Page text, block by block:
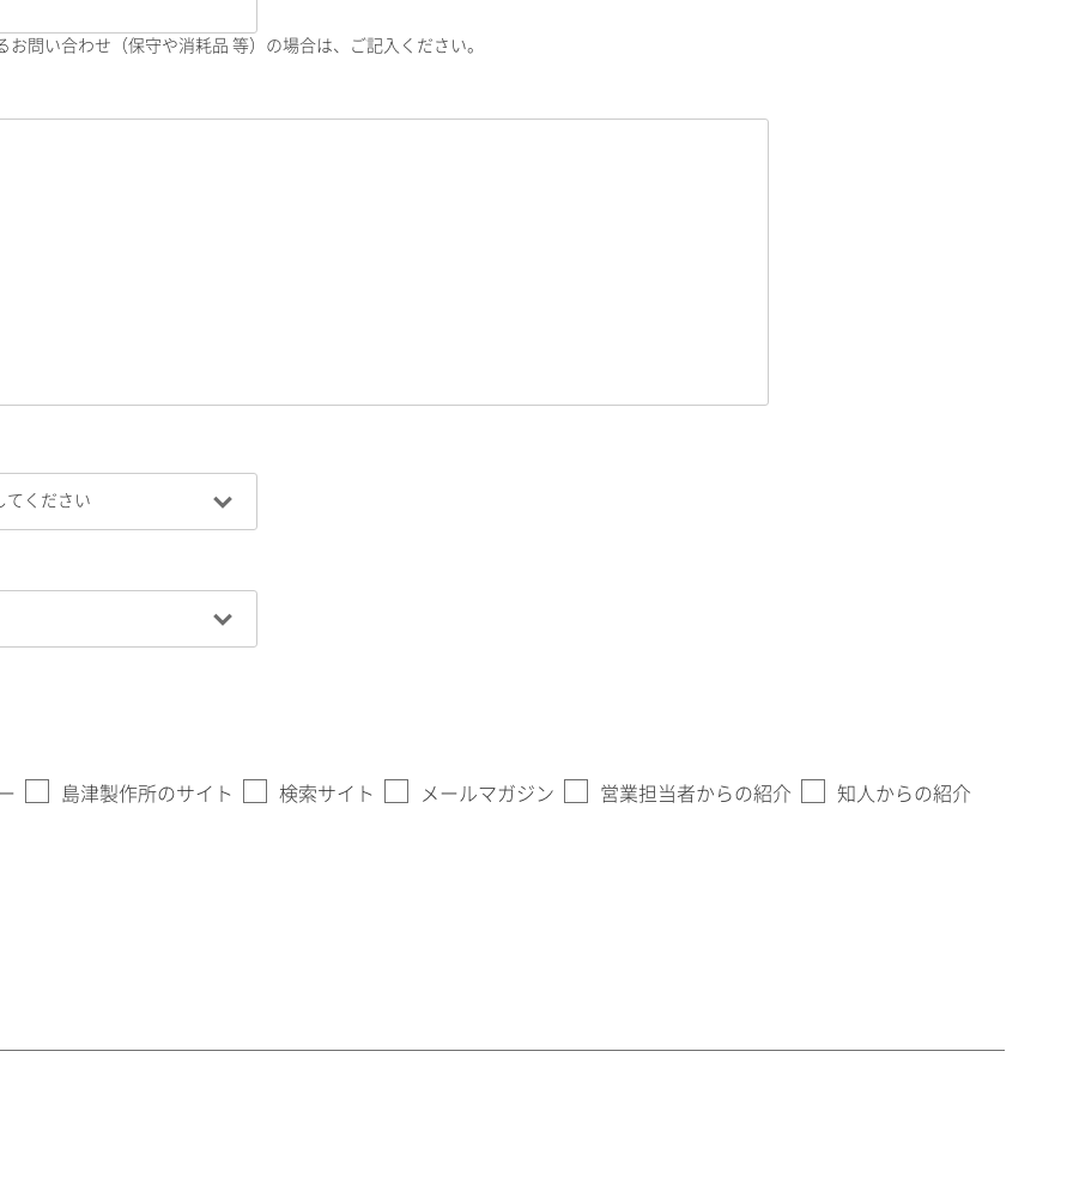
お問い合わせ（保守や消耗品 等）の場合は、ご記入ください。
島津製作所のサイト 検索サイト メールマガジン 営業担当者からの紹介 知人からの紹介